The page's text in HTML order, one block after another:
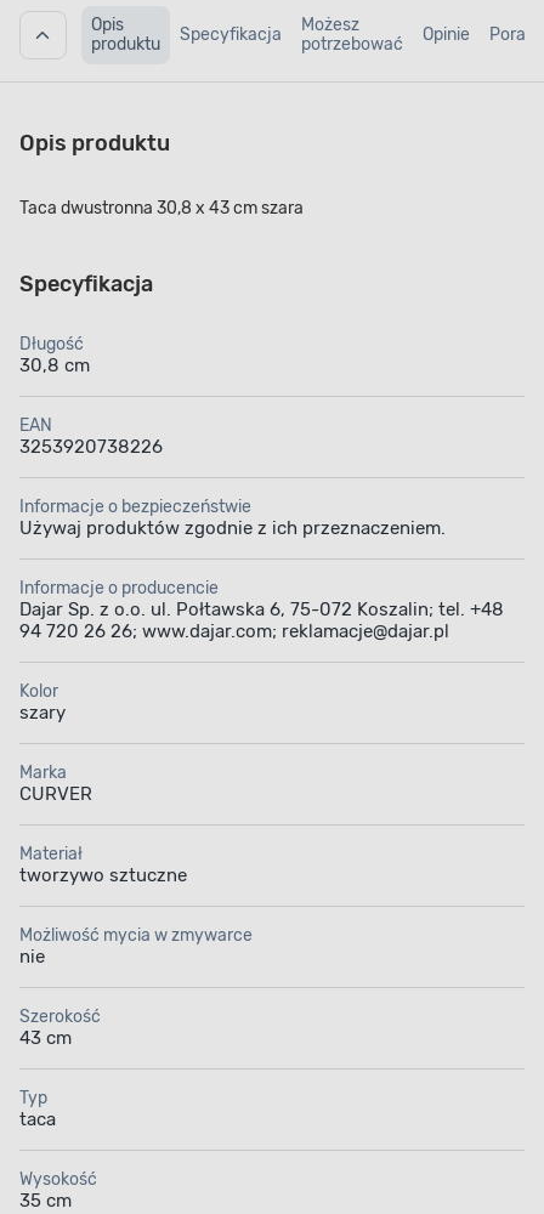
Opis
produktu
Specyfikacja
Możesz
potrzebować
Opinie Porady
Opis produktu
Taca dwustronna 30,8 x 43 cm szara
Specyfikacja
Długość
30,8 cm
EAN
3253920738226
Informacje o bezpieczeństwie
Używaj produktów zgodnie z ich przeznaczeniem.
Informacje o producencie
Dajar Sp. z o.o. ul. Połtawska 6, 75-072 Koszalin; tel. +48
94 720 26 26; www.dajar.com; reklamacje@dajar.pl
Kolor
szary
Marka
CURVER
Materiał
tworzywo sztuczne
Możliwość mycia w zmywarce
nie
Szerokość
43 cm
Typ
taca
Wysokość
35 cm